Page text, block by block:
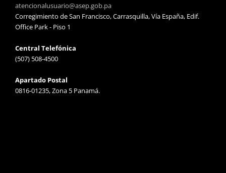
atencionalusuario@asep.gob.pa
Corregimiento de San Francisco, Carrasquilla, Vía España, Edif.
Office Park - Piso 1
Central Telefónica
(507) 508-4500
Apartado Postal
0816-01235, Zona 5 Panamá.